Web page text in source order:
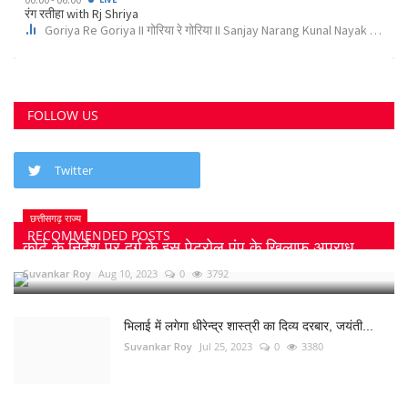
FOLLOW US
Twitter
RECOMMENDED POSTS
छत्तीसगढ़ राज्य
कोर्ट के निर्देश पर दुर्ग के इस पेट्रोल पंप के खिलाफ अपराध...
Suvankar Roy Aug 10, 2023 0 3792
भिलाई में लगेगा धीरेन्द्र शास्त्री का दिव्य दरबार, जयंती...
Suvankar Roy Jul 25, 2023 0 3380